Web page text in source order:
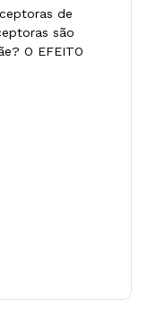
de
são
O EFEITO